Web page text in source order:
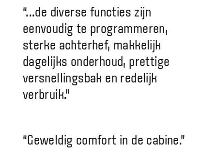
“...de diverse functies zijn
eenvoudig te programmeren,
sterke achterhef, makkelijk
dagelijks onderhoud, prettige
versnellingsbak en redelijk
verbruik.”
“Geweldig comfort in de cabine.”